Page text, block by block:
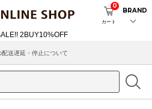
カート
0
BRAND
送遅延・停止について